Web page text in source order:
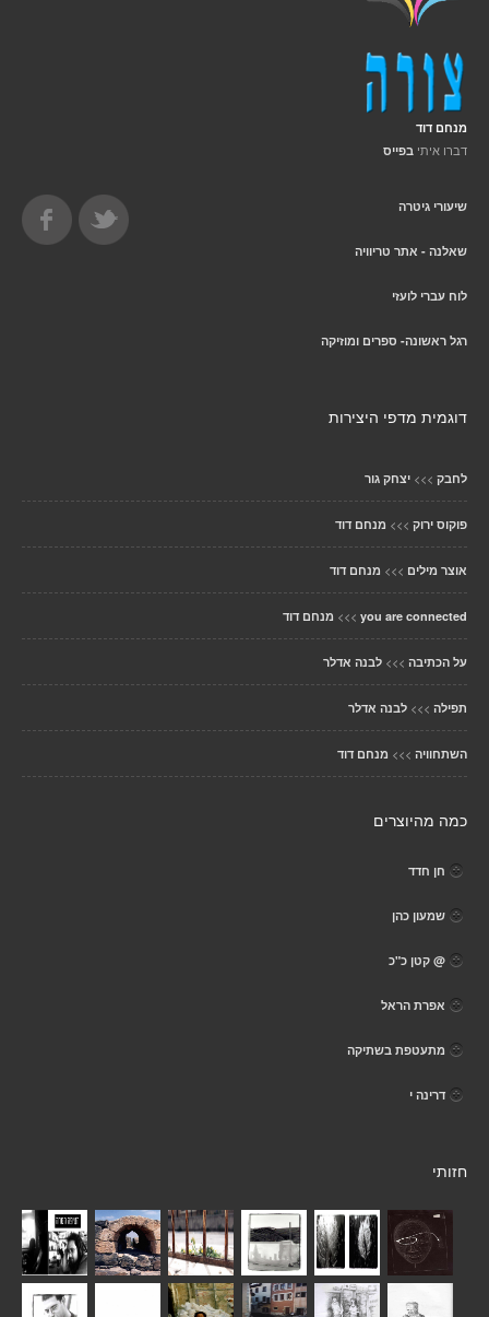
מנחם דוד
דברו איתי בפייס
שיעורי גיטרה
שאלנה - אתר טריוויה
לוח עברי לועזי
רגל ראשונה- ספרים ומוזיקה
דוגמית מדפי היצירות
לחבק >>> יצחק גור
פוקוס ירוק >>> מנחם דוד
אוצר מילים >>> מנחם דוד
you are connected
>>> מנחם דוד
על הכתיבה >>> לבנה אדלר
תפילה >>> לבנה אדלר
השתחוויה >>> מנחם דוד
כמה מהיוצרים
חן חדד
שמעון כהן
@ קטן כ"כ
אפרת הראל
מתעטפת בשתיקה
דרינה י
חזותי